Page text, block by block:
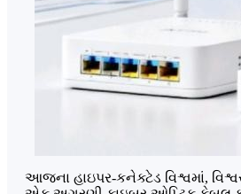
આજના હાઇપર-કનેક્ટેડ વિશ્વમાં,